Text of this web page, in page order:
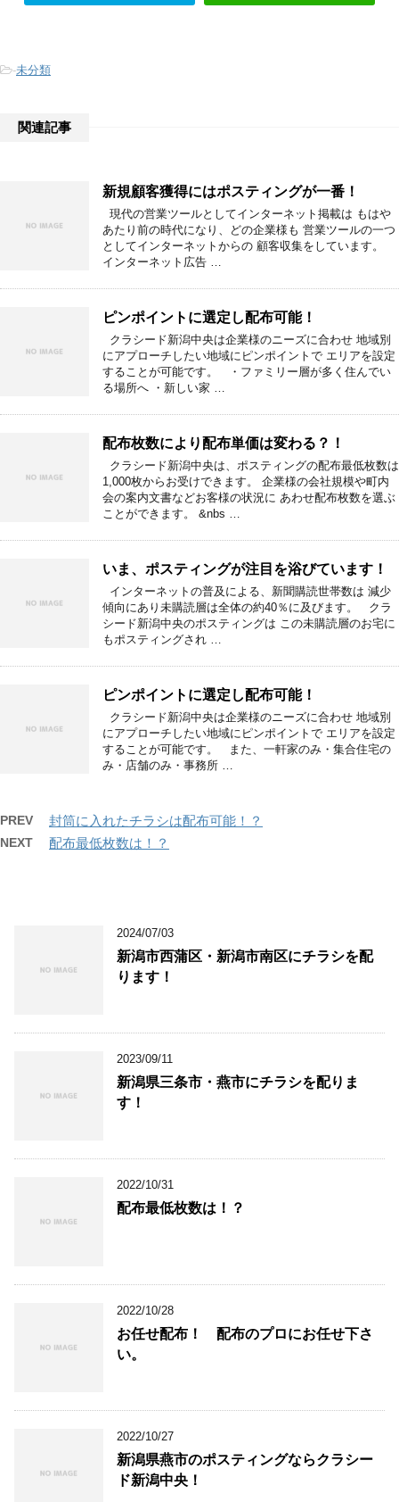
-未分類
関連記事
新規顧客獲得にはポスティングが一番！
現代の営業ツールとしてインターネット掲載は もはや
あたり前の時代になり、どの企業様も 営業ツールの一つ
としてインターネットからの 顧客収集をしています。
インターネット広告 …
ピンポイントに選定し配布可能！
クラシード新潟中央は企業様のニーズに合わせ 地域別
にアプローチしたい地域にピンポイントで エリアを設定
することが可能です。 ・ファミリー層が多く住んでい
る場所へ ・新しい家 …
配布枚数により配布単価は変わる？！
クラシード新潟中央は、ポスティングの配布最低枚数は
1,000枚からお受けできます。 企業様の会社規模や町内
会の案内文書などお客様の状況に あわせ配布枚数を選ぶ
ことができます。 &nbs …
いま、ポスティングが注目を浴びています！
インターネットの普及による、新聞購読世帯数は 減少
傾向にあり未購読層は全体の約40％に及びます。 クラ
シード新潟中央のポスティングは この未購読層のお宅に
もポスティングされ …
ピンポイントに選定し配布可能！
クラシード新潟中央は企業様のニーズに合わせ 地域別
にアプローチしたい地域にピンポイントで エリアを設定
することが可能です。 また、一軒家のみ・集合住宅の
み・店舗のみ・事務所 …
PREV 封筒に入れたチラシは配布可能！？
NEXT 配布最低枚数は！？
2024/07/03
新潟市西蒲区・新潟市南区にチラシを配
ります！
2023/09/11
新潟県三条市・燕市にチラシを配りま
す！
2022/10/31
配布最低枚数は！？
2022/10/28
お任せ配布！ 配布のプロにお任せ下さ
い。
2022/10/27
新潟県燕市のポスティングならクラシー
ド新潟中央！